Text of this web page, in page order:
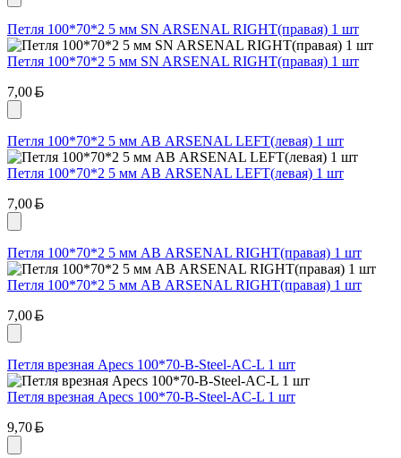
Петля 100*70*2 5 мм SN ARSENAL RIGHT(правая) 1 шт
Петля 100*70*2 5 мм SN ARSENAL RIGHT(правая) 1 шт
7,00
Петля 100*70*2 5 мм АВ ARSENAL LEFT(левая) 1 шт
Петля 100*70*2 5 мм АВ ARSENAL LEFT(левая) 1 шт
7,00
Петля 100*70*2 5 мм АВ ARSENAL RIGHT(правая) 1 шт
Петля 100*70*2 5 мм АВ ARSENAL RIGHT(правая) 1 шт
7,00
Петля врезная Apecs 100*70-B-Steel-AC-L 1 шт
Петля врезная Apecs 100*70-B-Steel-AC-L 1 шт
9,70